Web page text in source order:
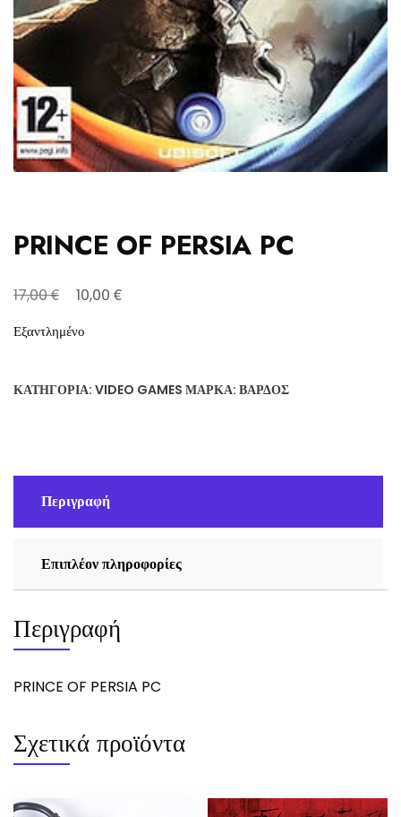
PRINCE OF PERSIA PC
17,00€
Original
was:
10,00 €Η
10,00 €.
Εξαντλημένο
ΚΑΤΗΓΟΡΊΑ: VIDEO GAMES ΜΆΡΚΑ: ΒΆΡΔΟΣ
Περιγραφή
Επιπλέον πληροφορίες
Περιγραφή
PRINCE OF PERSIA PC
Σχετικά προϊόντα